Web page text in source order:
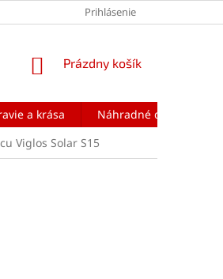
Prihlásenie
NÁKUPNÝ
Prázdny košík
a krása
Náhradné diely na
Viglos Solar S15